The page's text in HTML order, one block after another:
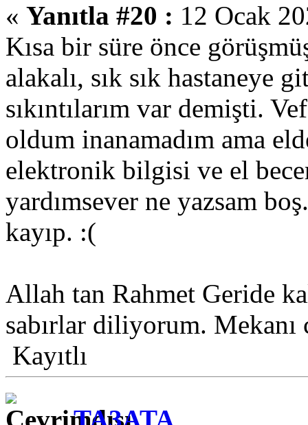
« Yanıtla #20 : 12 Ocak
Kısa bir süre önce
alakalı, sık sık hastaneye
sıkıntılarım var demişti.
oldum inanamadım ama
elektronik bilgisi ve el
yardımsever ne yazsam
kayıp. :(
Allah tan Rahmet Geride
sabırlar diliyorum. Mekanı
Kayıtlı
TA3ATA